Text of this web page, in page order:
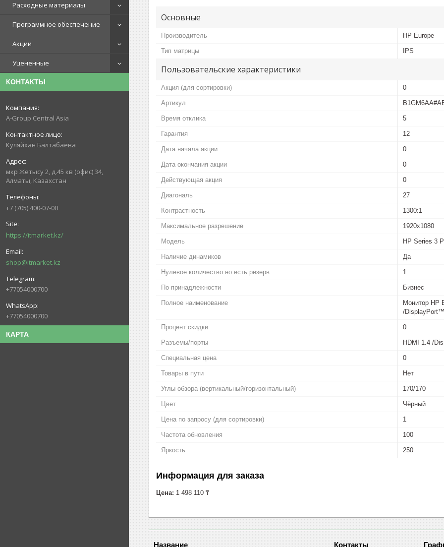
Расходные материалы
Программное обеспечение
Акции
Уцененные
КОНТАКТЫ
A-Group Central Asia
Куляйхан Балтабаева
мкр Жетысу 2, д.45 кв (офис) 34,
Алматы, Казахстан
+7 (705) 400-07-00
https://itmarket.kz/
shop@itmarket.kz
+77054000700
+77054000700
КАРТА
Основные
Производитель HP Europe
Тип матрицы IPS
Пользовательские характеристики
Акция (для сортировки) 0
Артикул
Время отклика 5
Гарантия 12
Дата начала акции 0
Дата окончания акции 0
Действующая акция 0
Диагональ 27
Контрастность 1300:1
Максимальное разрешение 1920x1080
Модель HP Series 3
Наличие динамиков Да
Нулевое количество но есть резерв 1
По принадлежности Бизнес
Полное наименование
Монитор HP
/
Процент скидки 0
Разъемы/порты HDMI 1.4 /
Специальная цена 0
Товары в пути Нет
Углы обзора (вертикальный/горизонтальный) 170/170
Цвет Чёрный
Цена по запросу (для сортировки) 1
Частота обновления 100
Яркость 250
Информация для заказа
Цена: 1 498 110 ₸